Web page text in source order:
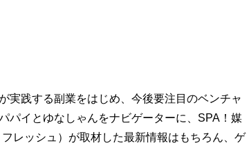
実践する副業をはじめ、今後要注目のベンチャ
パイとゆなしゃんをナビゲーターに、SPA！媒
レッシュ）が取材した最新情報はもちろん、ゲ